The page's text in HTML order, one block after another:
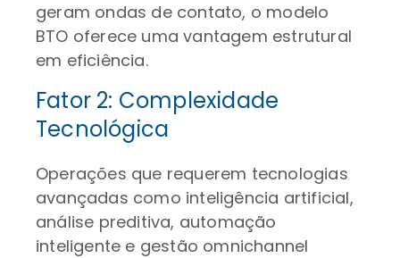
geram ondas de contato, o modelo
BTO oferece uma vantagem estrutural
em eficiência.
Fator 2: Complexidade
Tecnológica
Operações que requerem tecnologias
avançadas como inteligência artificial,
análise preditiva, automação
inteligente e gestão omnichannel